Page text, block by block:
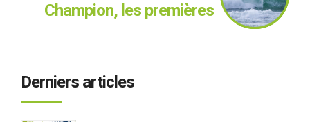
Champion, les premières
Derniers articles